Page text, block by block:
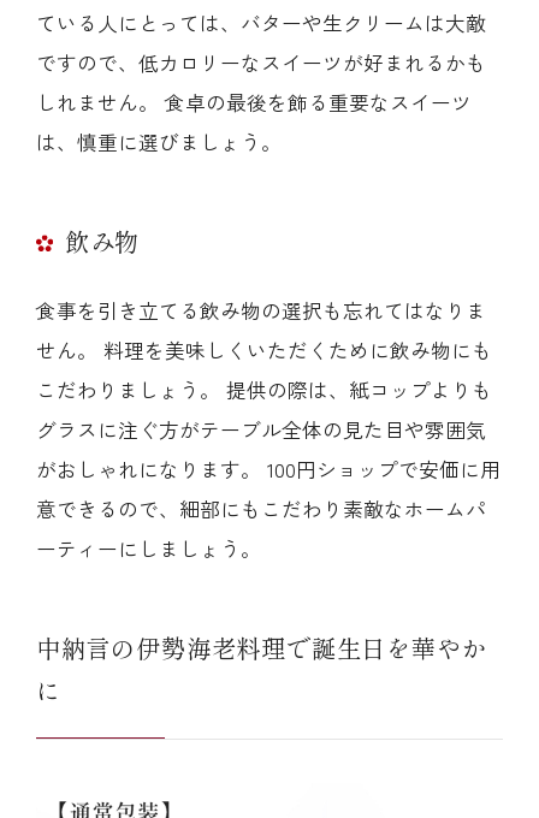
ている人にとっては、バターや生クリームは大敵
ですので、低カロリーなスイーツが好まれるかも
しれません。 食卓の最後を飾る重要なスイーツ
は、慎重に選びましょう。
飲み物
食事を引き立てる飲み物の選択も忘れてはなりま
せん。 料理を美味しくいただくために飲み物にも
こだわりましょう。 提供の際は、紙コップよりも
グラスに注ぐ方がテーブル全体の見た目や雰囲気
がおしゃれになります。 100円ショップで安価に用
意できるので、細部にもこだわり素敵なホームパ
ーティーにしましょう。
中納言の伊勢海老料理で誕生日を華やか
に